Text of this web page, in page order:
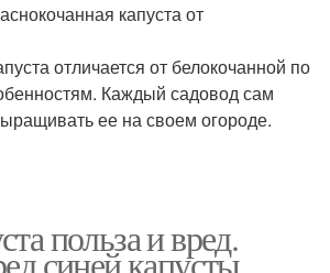
капуста от
отличается от белокочанной по
Каждый садовод сам
ее на своем огороде.
польза и вред.